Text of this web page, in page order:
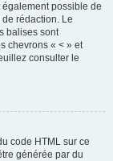
possible de
rédaction. Le
balises sont
chevrons « < » et
consulter le
code HTML sur ce
générée par du